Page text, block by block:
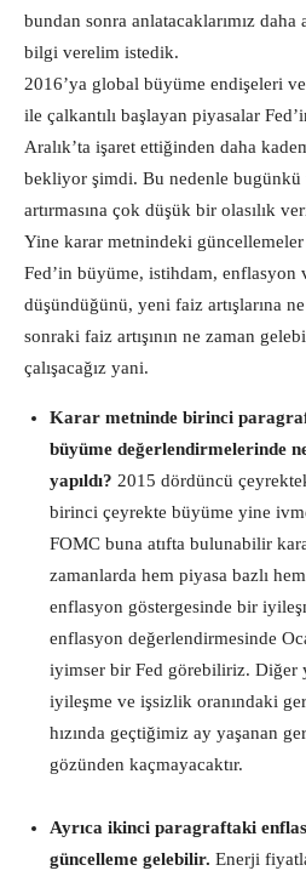
bundan sonra anlatacaklarımız daha
bilgi verelim istedik.
2016’ya global büyüme endişeleri
ile çalkantılı başlayan piyasalar
Aralık’ta işaret ettiğinden daha
bekliyor şimdi. Bu nedenle bugünkü
artırmasına çok düşük bir olasılık
Yine karar metnindeki
Fed’in büyüme, istihdam,
düşündüğünü, yeni faiz artışlarına
sonraki faiz artışının ne zaman
çalışacağız yani.
Karar metninde birinci
büyüme değerlendirmelerinde
yapıldı? 2015 dördüncü
birinci çeyrekte büyüme yine
FOMC buna atıfta bulunabilir
zamanlarda hem piyasa bazlı
enflasyon göstergesinde bir
enflasyon değerlendirmesinde
iyimser bir Fed görebiliriz. Diğer
iyileşme ve işsizlik oranındaki
hızında geçtiğimiz ay yaşanan
gözünden kaçmayacaktır.
Ayrıca ikinci paragraftaki
güncelleme gelebilir. Enerji